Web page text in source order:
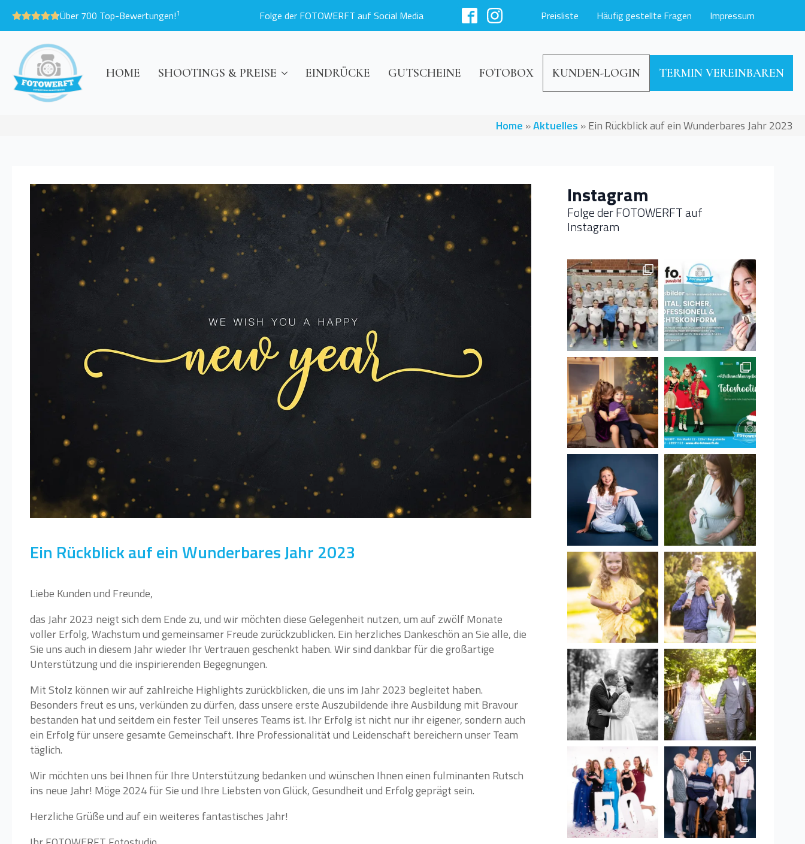
Über 700 Top-Bewertungen!1 Folge der FOTOWERFT auf Social Media Preisliste Häufig gestellte Fragen Impressum
HOME SHOOTINGS & PREISE EINDRÜCKE GUTSCHEINE FOTOBOX KUNDEN-LOGIN TERMIN VEREINBAREN
Home »Aktuelles »Ein Rückblick auf ein Wunderbares Jahr 2023
Ein Rückblick auf ein Wunderbares Jahr 2023
Liebe Kunden und Freunde,
das Jahr 2023 neigt sich dem Ende zu, und wir möchten diese Gelegenheit nutzen, um auf zwölf Monate
voller Erfolg, Wachstum und gemeinsamer Freude zurückzublicken. Ein herzliches Dankeschön an Sie alle, die
Sie uns auch in diesem Jahr wieder Ihr Vertrauen geschenkt haben. Wir sind dankbar für die großartige
Unterstützung und die inspirierenden Begegnungen.
Mit Stolz können wir auf zahlreiche Highlights zurückblicken, die uns im Jahr 2023 begleitet haben.
Besonders freut es uns, verkünden zu dürfen, dass unsere erste Auszubildende ihre Ausbildung mit Bravour
bestanden hat und seitdem ein fester Teil unseres Teams ist. Ihr Erfolg ist nicht nur ihr eigener, sondern auch
ein Erfolg für unsere gesamte Gemeinschaft. Ihre Professionalität und Leidenschaft bereichern unser Team
täglich.
Wir möchten uns bei Ihnen für Ihre Unterstützung bedanken und wünschen Ihnen einen fulminanten Rutsch
ins neue Jahr! Möge 2024 für Sie und Ihre Liebsten von Glück, Gesundheit und Erfolg geprägt sein.
Herzliche Grüße und auf ein weiteres fantastisches Jahr!
Instagram
Folge der FOTOWERFT auf
Instagram